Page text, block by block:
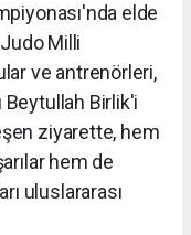
elde
Milli
ve antrenörleri,
Birlik'i
ziyarette, hem
hem de
uluslararası